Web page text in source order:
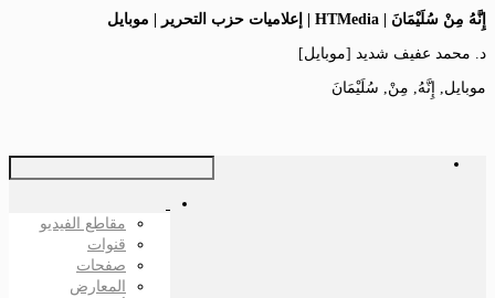
إِنَّهُ مِنْ سُلَيْمَانَ | HTMedia | إعلاميات حزب التحرير | موبايل
د. محمد عفيف شديد [موبايل]
موبايل, إِنَّهُ, مِنْ, سُلَيْمَانَ
مقاطع الفيديو
قنوات
صفحات
المعارض